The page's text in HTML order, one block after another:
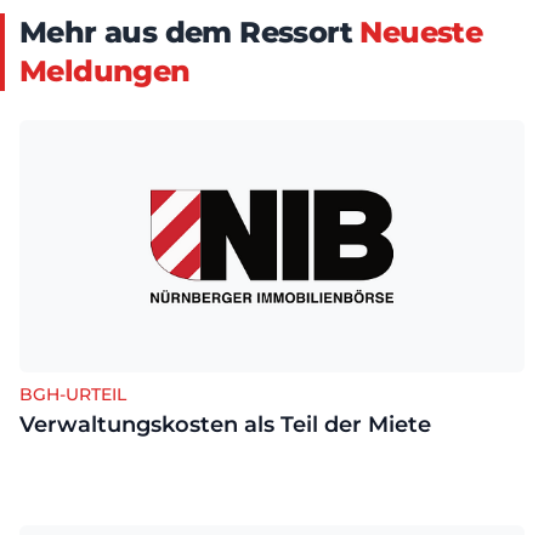
Mehr aus dem Ressort Neueste
Meldungen
BGH-URTEIL
Verwaltungskosten als Teil der Miete